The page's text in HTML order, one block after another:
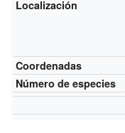
Localización
Coordenadas
Número de especies